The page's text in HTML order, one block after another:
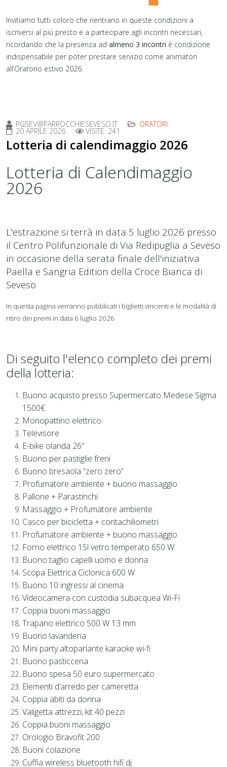
Invitiamo tutti coloro che rientrano in queste condizioni a
iscriversi al più presto e a partecipare agli incontri necessari,
ricordando che la presenza ad almeno 3 incontri è condizione
indispensabile per poter prestare servizio come animatori
all’Oratorio estivo 2026.
PGSEV@PARROCCHIESEVESO.IT ORATORI
20 APRILE 2026 VISITE: 241
Lotteria di calendimaggio 2026
Lotteria di Calendimaggio
2026
L'estrazione si terrà in data 5 luglio 2026 presso
il Centro Polifunzionale di Via Redipuglia a Seveso
in occasione della serata finale dell'iniziativa
Paella e Sangria Edition della Croce Bianca di
Seveso
In questa pagina verranno pubblicati i biglietti vincenti e le modalità di
ritiro dei premi in data 6 luglio 2026
Di seguito l'elenco completo dei premi
della lotteria:
Buono acquisto presso Supermercato Medese Sigma
1500€
Monopattino elettrico
Televisore
E-bike olanda 26"
Buono per pastiglie freni
Buono bresaola “zero zero”
Profumatore ambiente + buono massaggio
Pallone + Parastinchi
Massaggio + Profumatore ambiente
Casco per bicicletta + contachiliometri
Profumatore ambiente + buono massaggio
Forno elettrico 15l vetro temperato 650 W
Buono taglio capelli uomo e donna
Scopa Elettrica Ciclonica 600 W
Buono 10 ingressi al cinema
Videocamera con custodia subacquea Wi-Fi
Coppia buoni massaggio
Trapano elettrico 500 W 13 mm
Buono lavanderia
Mini party altoparlante karaoke wi-fi
Buono pasticceria
Buono spesa 50 euro supermercato
Elementi d’arredo per cameretta
Coppia abiti da donna
Valigetta attrezzi, kit 40 pezzi
Coppia buoni massaggio
Orologio Bravofit 200
Buoni colazione
Cuffia wireless bluetooth hifi dj